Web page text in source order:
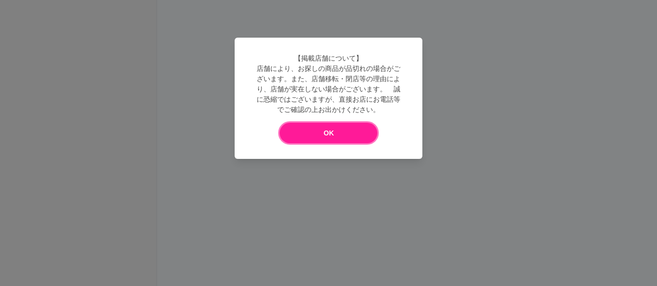
【掲載店舗について】
店舗により、お探しの商品が品切れの場合がご
ざいます。また、店舗移転・閉店等の理由によ
り、店舗が実在しない場合がございます。 誠
に恐縮ではございますが、直接お店にお電話等
でご確認の上お出かけください。
OK